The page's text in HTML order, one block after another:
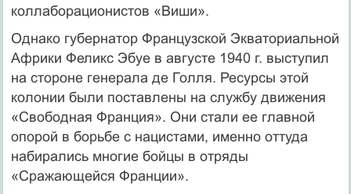
коллаборационистов «Виши».
Однако губернатор Французской Экваториальной
Африки Фе­ликс Эбуе в августе 1940 г. выступил
на стороне генерала де Голля. Ре­сурсы этой
колонии были поставлены на службу движения
«Свобод­ная Франция». Они стали ее главной
опорой в борьбе с нацистами, именно оттуда
набирались многие бойцы в отряды
«Сражающейся Франции».